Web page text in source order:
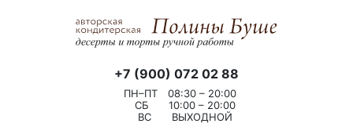
+7 (900) 072 02 88
ПН–ПТ
08:30 – 20:00
СБ
10:00 – 20:00
ВС
ВЫХОДНОЙ